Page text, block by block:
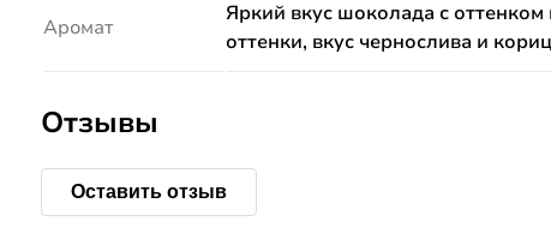
Аромат
Яркий вкус шоколада с
оттенки, вкус чернослива и
Отзывы
Оставить отзыв